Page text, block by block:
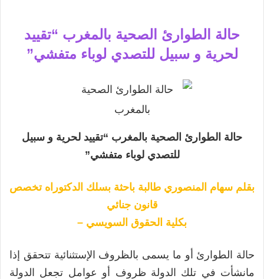
حالة الطوارئ الصحية بالمغرب “تقييد
لحرية و سبيل للتصدي لوباء متفشي”
حالة الطوارئ الصحية بالمغرب “تقييد لحرية و سبيل
للتصدي لوباء متفشي”
بقلم سهام المنصوري طالبة باحثة بسلك الدكتوراه تخصص
قانون جنائي
بكلية الحقوق السويسي –
حالة الطوارئ أو ما يسمى بالظروف الإستثنائية تتحقق إذا
مانشأت في تلك الدولة ظروف أو عوامل تجعل الدولة